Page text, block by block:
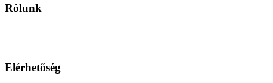
Rólunk
Elérhetőség